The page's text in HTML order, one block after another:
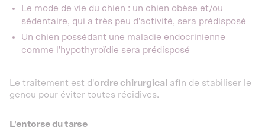
Le mode de vie du chien : un chien obèse et/ou
sédentaire, qui a très peu d'activité, sera prédisposé
Un chien possédant une maladie endocrinienne
comme l'hypothyroïdie sera prédisposé
Le traitement est d'ordre chirurgical afin de stabiliser le
genou pour éviter toutes récidives.
L'entorse du tarse